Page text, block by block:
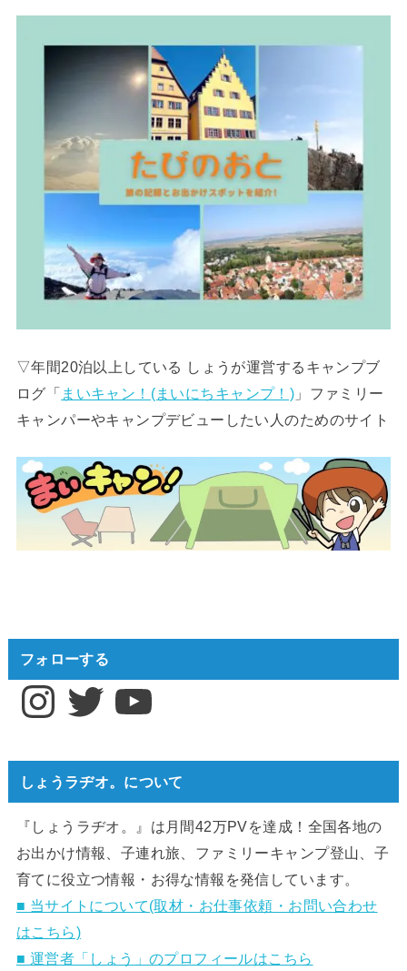
▽年間20泊以上している しょうが運営するキャンプブ
ログ「 まいキャン！(まいにちキャンプ！) 」ファミリー
キャンパーやキャンプデビューしたい人のためのサイト
フォローする
InstagramTwitter YouTube
しょうラヂオ。について
『しょうラヂオ。』は月間42万PVを達成！全国各地の
お出かけ情報、子連れ旅、ファミリーキャンプ登山、子
育てに役立つ情報・お得な情報を発信しています。
■ 当サイトについて(取材・お仕事依頼・お問い合わせ
はこちら)
■ 運営者「しょう」のプロフィールはこちら